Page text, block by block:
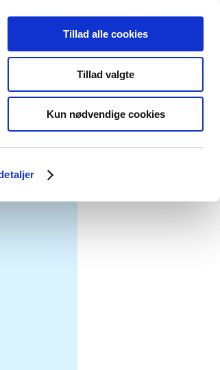
Tillad alle cookies
Tillad valgte
Kun nødvendige cookies